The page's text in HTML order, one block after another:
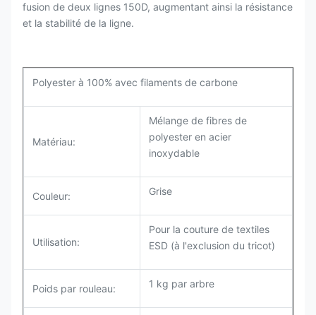
fusion de deux lignes 150D, augmentant ainsi la résistance
et la stabilité de la ligne.
Polyester à 100% avec filaments de carbone
Matériau:
Mélange de fibres de
polyester en acier
inoxydable
Couleur: Grise
Utilisation:
Pour la couture de textiles
ESD (à l'exclusion du tricot)
Poids par rouleau: 1 kg par arbre